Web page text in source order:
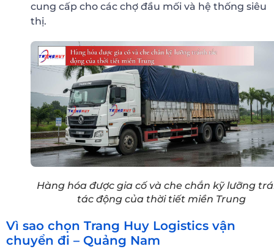
cung cấp cho các chợ đầu mối và hệ thống siêu
thị.
Hàng hóa được gia cố và che chắn kỹ lưỡng
tác động của thời tiết miền Trung
Vì sao chọn Trang Huy Logistics vận
chuyển đi – Quảng Nam